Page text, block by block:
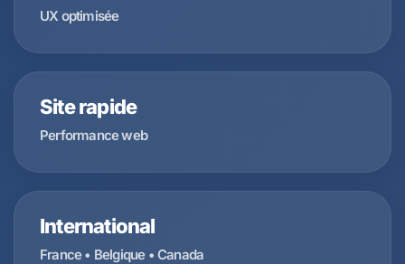
UX optimisée
Site rapide
Performance web
International
France • Belgique • Canada